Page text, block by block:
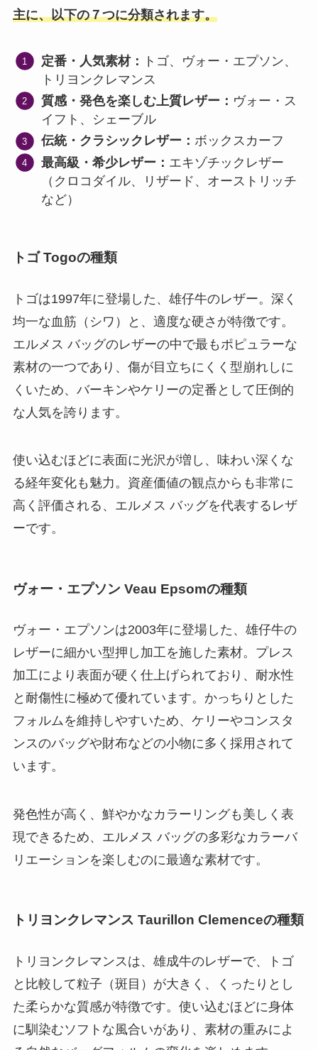
主に、以下の７つに分類されます。
定番・人気素材：
トゴ、ヴォー・エプソン、
トリヨンクレマンス
質感・発色を楽しむ上質レザー： ヴォー・ス
イフト、シェーブル
伝統・クラシックレザー： ボックスカーフ
最高級・希少レザー： エキゾチックレザー
（クロコダイル、リザード、オーストリッチ
など）
トゴ Togoの種類
トゴは1997年に登場した、雄仔牛のレザー。深く
均一な血筋（シワ）と、適度な硬さが特徴です。
エルメス バッグのレザーの中で最もポピュラーな
素材の一つであり、傷が目立ちにくく型崩れしに
くいため、バーキンやケリーの定番として圧倒的
な人気を誇ります。
使い込むほどに表面に光沢が増し、味わい深くな
る経年変化も魅力。資産価値の観点からも非常に
高く評価される、エルメス バッグを代表するレザ
ーです。
ヴォー・エプソン Veau Epsomの種類
ヴォー・エプソンは2003年に登場した、雄仔牛の
レザーに細かい型押し加工を施した素材。プレス
加工により表面が硬く仕上げられており、耐水性
と耐傷性に極めて優れています。かっちりとした
フォルムを維持しやすいため、ケリーやコンスタ
ンスのバッグや財布などの小物に多く採用されて
います。
発色性が高く、鮮やかなカラーリングも美しく表
現できるため、エルメス バッグの多彩なカラーバ
リエーションを楽しむのに最適な素材です。
トリヨンクレマンス Taurillon Clemenceの種類
トリヨンクレマンスは、雄成牛のレザーで、トゴ
と比較して粒子（斑目）が大きく、くったりとし
た柔らかな質感が特徴です。使い込むほどに身体
に馴染むソフトな風合いがあり、素材の重みによ